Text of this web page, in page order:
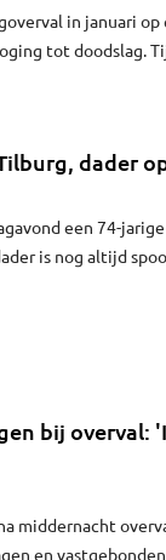
in januari op
tot doodslag.
dader
een 74-
is nog altijd
bij overval:
middernacht
en